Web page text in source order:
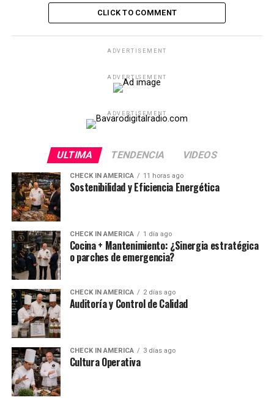
CLICK TO COMMENT
ADVERTISEMENT
ADVERTISEMENT
ADVERTISEMENT
ULTIMA TENDENCIA VIDEOS
CHECK IN AMERICA 11 horas ago
Sostenibilidad y Eficiencia Energética
CHECK IN AMERICA 1 día ago
Cocina + Mantenimiento: ¿Sinergia estratégica
o parches de emergencia?
CHECK IN AMERICA 2 días ago
Auditoría y Control de Calidad
CHECK IN AMERICA 3 días ago
Cultura Operativa